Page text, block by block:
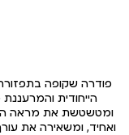
פודרה שקופה
הייחודית
ומטשטשת את מראה
ואחיד, ומשאירה את